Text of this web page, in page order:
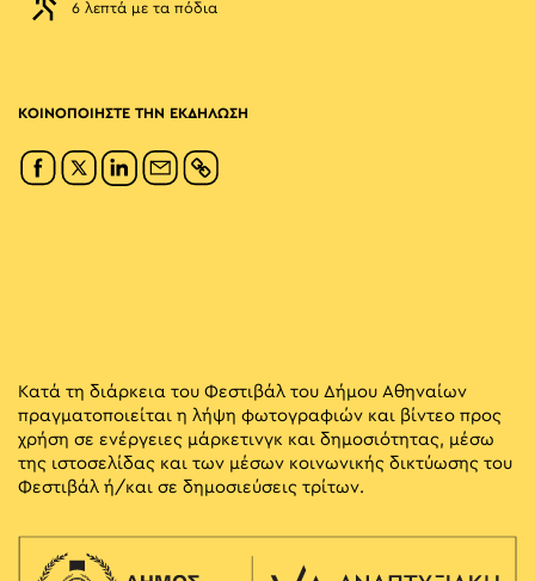
6 λεπτά με τα πόδια
ΚΟΙΝΟΠΟΙΗΣΤΕ ΤΗΝ ΕΚΔΗΛΩΣΗ
Κατά τη διάρκεια του Φεστιβάλ του Δήμου Αθηναίων
πραγματοποιείται η λήψη φωτογραφιών και βίντεο προς
χρήση σε ενέργειες μάρκετινγκ και δημοσιότητας, μέσω
της ιστοσελίδας και των μέσων κοινωνικής δικτύωσης του
Φεστιβάλ ή/και σε δημοσιεύσεις τρίτων.